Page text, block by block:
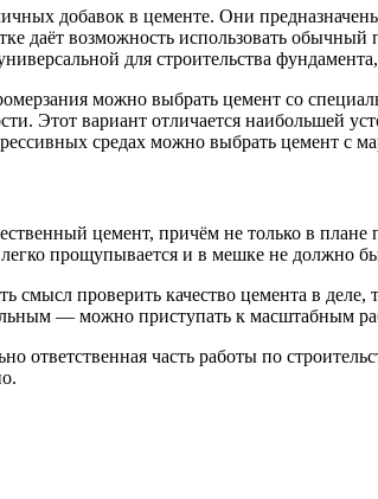
добавок в цементе. Они
даёт возможность использовать
для строительства
можно выбрать цемент со
Этот вариант отличается наибольшей
средах можно выбрать цемент с
цемент, причём не только в
прощупывается и в мешке не должно
смысл проверить качество цемента в деле,
— можно приступать к масштабным
ответственная часть работы по